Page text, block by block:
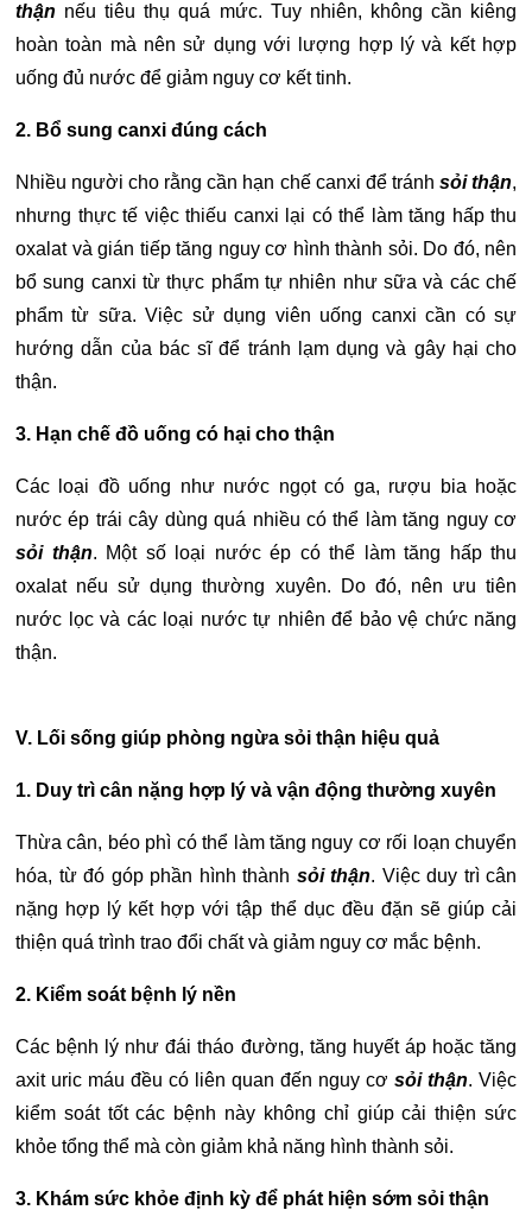
thận nếu tiêu thụ quá mức. Tuy nhiên, không cần kiêng
hoàn toàn mà nên sử dụng với lượng hợp lý và kết hợp
uống đủ nước để giảm nguy cơ kết tinh.
2. Bổ sung canxi đúng cách
Nhiều người cho rằng cần hạn chế canxi để tránh sỏi thận,
nhưng thực tế việc thiếu canxi lại có thể làm tăng hấp thu
oxalat và gián tiếp tăng nguy cơ hình thành sỏi. Do đó, nên
bổ sung canxi từ thực phẩm tự nhiên như sữa và các chế
phẩm từ sữa.Việc sử dụng viên uống canxi cần có sự
hướng dẫn của bác sĩ để tránh lạm dụng và gây hại cho
thận.
3. Hạn chế đồ uống có hại cho thận
Các loại đồ uống như nước ngọt có ga, rượu bia hoặc
nước ép trái cây dùng quá nhiều có thể làm tăng nguy cơ
sỏi thận. Một số loại nước ép có thể làm tăng hấp thu
oxalat nếu sử dụng thường xuyên.
Do đó, nên ưu tiên
nước lọc và các loại nước tự nhiên để bảo vệ chức năng
thận.
V. Lối sống giúp phòng ngừa sỏi thận hiệu quả
1. Duy trì cân nặng hợp lý và vận động thường xuyên
Thừa cân, béo phì có thể làm tăng nguy cơ rối loạn chuyển
hóa, từ đó góp phần hình thành sỏi thận. Việc duy trì cân
nặng hợp lý kết hợp với tập thể dục đều đặn sẽ giúp cải
thiện quá trình trao đổi chất và giảm nguy cơ mắc bệnh.
2. Kiểm soát bệnh lý nền
Các bệnh lý như đái tháo đường, tăng huyết áp hoặc tăng
axit uric máu đều có liên quan đến nguy cơ sỏi thận. Việc
kiểm soát tốt các bệnh này không chỉ giúp cải thiện sức
khỏe tổng thể mà còn giảm khả năng hình thành sỏi.
3. Khám sức khỏe định kỳ để phát hiện sớm sỏi thận